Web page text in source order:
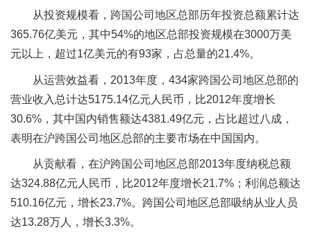
从投资规模看，跨国公司地区总部历年投资总额累计达
365.76亿美元，其中54%的地区总部投资规模在3000万美
元以上，超过1亿美元的有93家，占总量的21.4%。
从运营效益看，2013年度，434家跨国公司地区总部的
营业收入总计达5175.14亿元人民币，比2012年度增长
30.6%，其中国内销售额达4381.49亿元，占比超过八成，
表明在沪跨国公司地区总部的主要市场在中国国内。
从贡献看，在沪跨国公司地区总部2013年度纳税总额
达324.88亿元人民币，比2012年度增长21.7%；利润总额达
510.16亿元，增长23.7%。跨国公司地区总部吸纳从业人员
达13.28万人，增长3.3%。